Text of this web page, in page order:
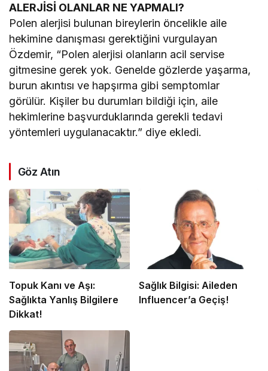
ALERJİSİ OLANLAR NE YAPMALI?
Polen alerjisi bulunan bireylerin öncelikle aile
hekimine danışması gerektiğini vurgulayan
Özdemir, “Polen alerjisi olanların acil servise
gitmesine gerek yok. Genelde gözlerde yaşarma,
burun akıntısı ve hapşırma gibi semptomlar
görülür. Kişiler bu durumları bildiği için, aile
hekimlerine başvurduklarında gerekli tedavi
yöntemleri uygulanacaktır.” diye ekledi.
Göz Atın
Topuk Kanı ve Aşı:
Sağlıkta Yanlış Bilgilere
Dikkat!
Sağlık Bilgisi: Aileden
Influencer’a Geçiş!